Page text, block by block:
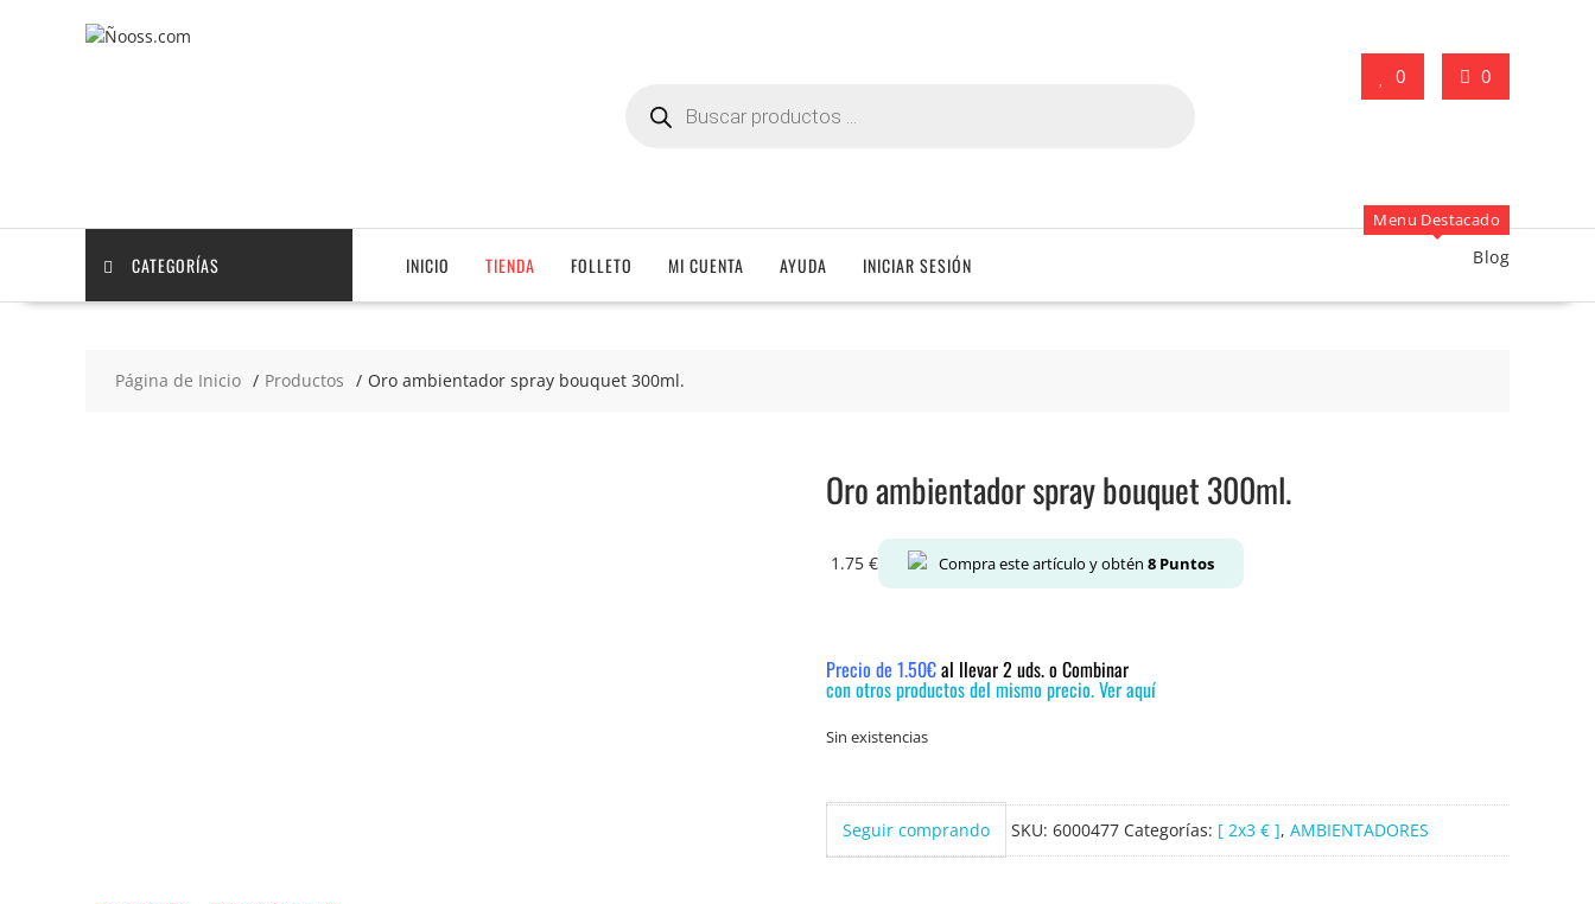
0 0
productos
CATEGORÍAS INICIO TIENDA FOLLETO MI CUENTA AYUDA INICIAR SESIÓN
Menu Destacado
Blog
Página de Inicio Productos Oro ambientador spray bouquet 300ml.
Oro ambientador spray bouquet 300ml.
1.75 € Compra este artículo y obtén 8 Puntos
Precio de 1.50€al llevar 2 uds. o Combinar
con otros productos del mismo precio. Ver aquí
Sin existencias
Seguir comprando SKU: 6000477 Categorías: [ 2x3 € ], AMBIENTADORES